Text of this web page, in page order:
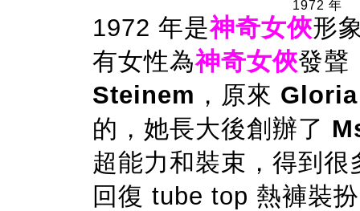
1972 年
1972 年是神奇女俠形
有女性為神奇女俠發聲
Steinem ，原來
的，她長大後創辦了
超能力和裝束，得到
回復 tube top 熱褲裝